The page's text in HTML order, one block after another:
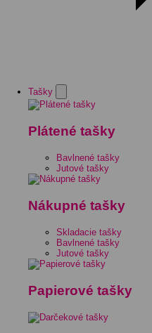
Tašky
Plátené tašky
Bavlnené tašky
Jutové tašky
Nákupné tašky
Skladacie tašky
Bavlnené tašky
Jutové tašky
Papierové tašky